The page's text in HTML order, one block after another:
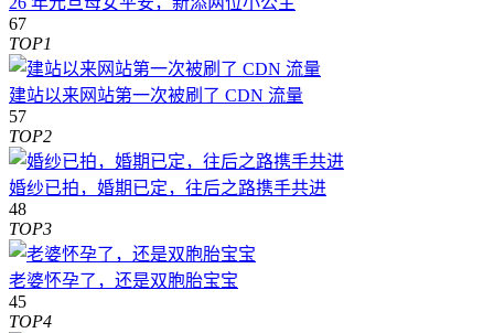
67
TOP1
建站以来网站第一次被刷了 CDN 流量
57
TOP2
婚纱已拍，婚期已定，往后之路携手共进
48
TOP3
老婆怀孕了，还是双胞胎宝宝
45
TOP4